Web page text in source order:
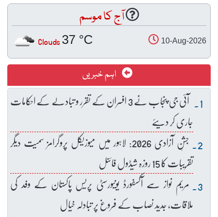
آج کا موسم
10-Aug-2026
37 °C
Clouds
اہم خبریں
آئی جی پنجاب نے 3 افسران کے تقرر و تبادلے کے احکامات
جاری کر دیئے
جشنِ آزادی 2026: لاہور میں میوزیکل پروگرامز سمیت دیگر
تقریبات کا 15 روزہ شیڈول فائنل
مریم نواز سے آکسفورڈ یونیورسٹی پریس پاکستان کے وفد کی
ملاقات، جدید نصاب کے فروغ پر تبادلہ خیال